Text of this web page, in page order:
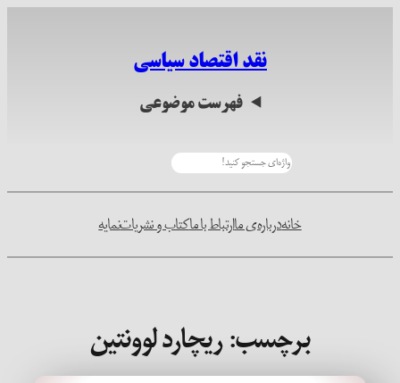
نقد اقتصاد سیاسی
فهرست موضوعی
خانهدرباره‌ی ماارتباط با ماکتاب و نشریاتنمایه
برچسب:ریچارد لوونتین